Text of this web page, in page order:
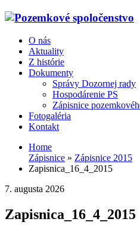
O nás
Aktuality
Z histórie
Dokumenty
Správy Dozornej rady
Hospodárenie PS
Zápisnice
Fotogaléria
Kontakt
Home
Zápisnice » Zápisnice 2015
Zapisnica_16_4_2015
7. augusta 2026
Zapisnica_16_4_2015